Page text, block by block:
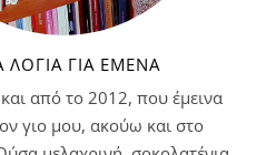
ΛΌΓΙΑ ΓΙΑ ΕΜΈΝΑ
από το 2012, που έμεινα
γιο μου, ακούω και στο